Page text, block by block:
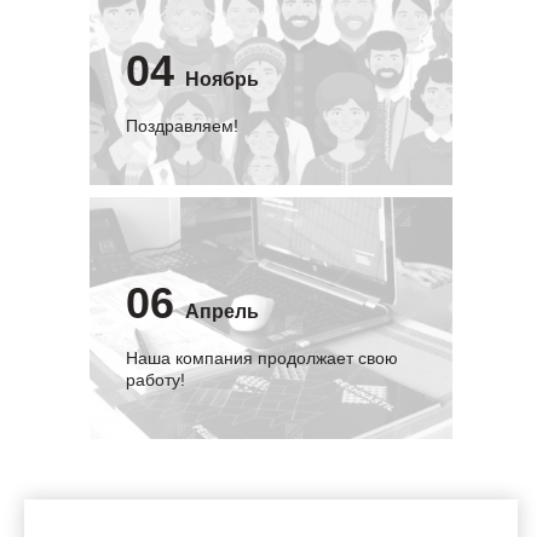
04 Ноябрь
Поздравляем!
06 Апрель
Наша компания продолжает свою
работу!